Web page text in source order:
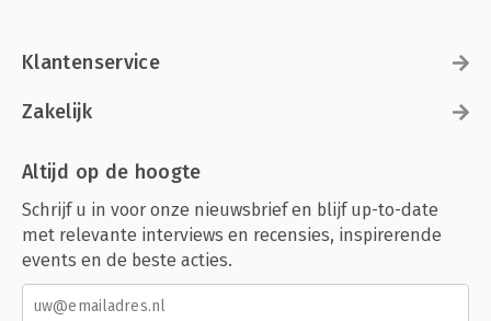
Klantenservice
Zakelijk
Altijd op de hoogte
Schrijf u in voor onze nieuwsbrief en blijf up-to-date
met relevante interviews en recensies, inspirerende
events en de beste acties.